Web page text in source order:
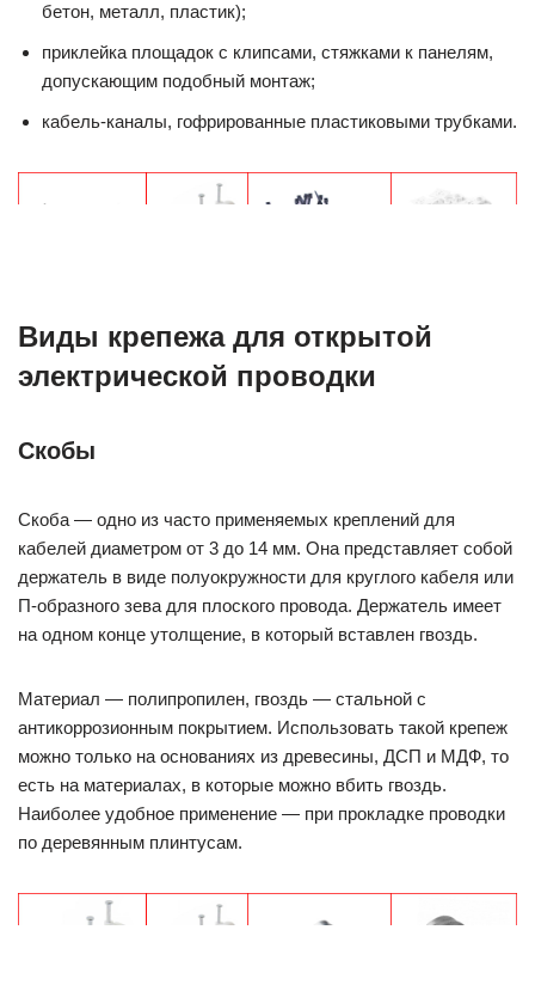
бетон, металл, пластик);
приклейка площадок с клипсами, стяжками к панелям,
допускающим подобный монтаж;
кабель-каналы, гофрированные пластиковыми трубками.
Виды крепежа для открытой
электрической проводки
Скобы
Скоба — одно из часто применяемых креплений для
кабелей диаметром от 3 до 14 мм. Она представляет собой
держатель в виде полуокружности для круглого кабеля или
П-образного зева для плоского провода. Держатель имеет
на одном конце утолщение, в который вставлен гвоздь.
Материал — полипропилен, гвоздь — стальной с
антикоррозионным покрытием. Использовать такой крепеж
можно только на основаниях из древесины, ДСП и МДФ, то
есть на материалах, в которые можно вбить гвоздь.
Наиболее удобное применение — при прокладке проводки
по деревянным плинтусам.